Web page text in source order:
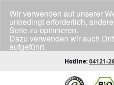
Hotline:04121-
Wir verwenden auf unserer
unbedingt erforderlich,
Seite zu optimieren.
Dazu verwenden wir auch
aufgeführt.
Klicke unten auf